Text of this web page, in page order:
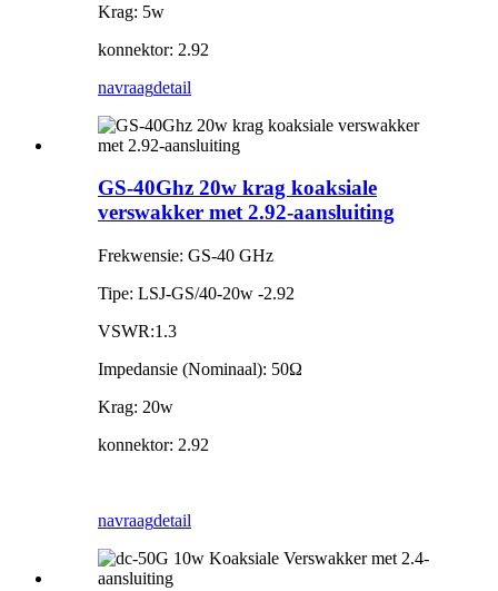
Krag: 5w
konnektor: 2.92
navraagdetail
GS-40Ghz 20w krag koaksiale
verswakker met 2.92-aansluiting
Frekwensie: GS-40 GHz
Tipe: LSJ-GS/40-20w -2.92
VSWR:1.3
Impedansie (Nominaal): 50Ω
Krag: 20w
konnektor: 2.92
navraagdetail